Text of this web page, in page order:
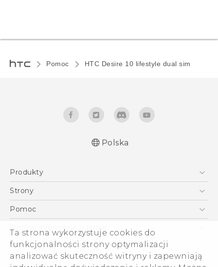
Ta strona wykorzystuje cookies do
funkcjonalności strony optymalizacji
analizować skuteczność witryny i zapewniają
Pomoc HTC Desire 10 lifestyle dual sim‎
Polish - Wytyczne dotyczące bezpieczeństwa i
English - User manual
English - Safety and regulatory guide
Polska
Produkty
Smartfony
VIVE
Akcesoria
Strony
HTC Vive
Pomoc
Pomoc E-commerce
Ogólne informacje o firmie
ESG
Informacje o firmie